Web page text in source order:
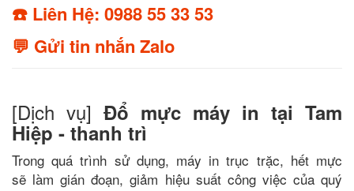
☎️ Liên Hệ: 0988 55 33 53
💬 Gửi tin nhắn Zalo
[Dịch vụ] Đổ mực máy in tại Tam
Hiệp - thanh trì
Trong quá trình sử dụng, máy in trục trặc, hết mực
sẽ làm gián đoạn, giảm hiệu suất công việc của quý